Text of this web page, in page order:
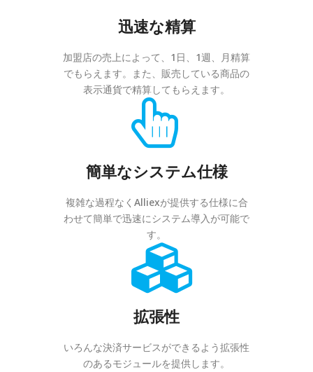
迅速な精算
加盟店の売上によって、1日、1週、月精算
でもらえます。また、販売している商品の
表示通貨で精算してもらえます。
簡単なシステム仕様
複雑な過程なくAlliexが提供する仕様に合
わせて簡単で迅速にシステム導入が可能で
す。
拡張性
いろんな決済サービスができるよう拡張性
のあるモジュールを提供します。